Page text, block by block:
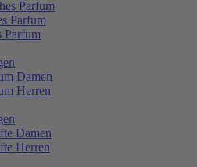
Parfum
Parfum
Parfum
Damen
Herren
Damen
Herren